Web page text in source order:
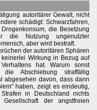
autoritärer Gewalt, nicht
schädigt: Schwarzfahren,
die Besetzung
die Nutzung ungenutzter
aber wird bestraft.
der autoritären Sphären
Wirkung in Bezug auf
hat. Warum sonst
Abschiebung straffällig
abgesehen davon, dass dann
haben, zeigt es eindeutig,
in Deutschland nichts
der angstfreien